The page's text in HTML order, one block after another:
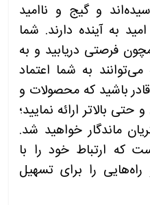
و گیج و ناامید
به آینده دارند. شما
فرصتی دریابید و به
به شما اعتماد
باشید که محصولات و
بالاتر ارائه نمایید؛
ماندگار خواهید شد.
که ارتباط خود را با
را برای تسهیل